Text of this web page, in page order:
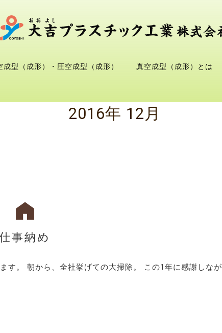
成型（成形）・圧空成型（成形） 真空成型（成形）とは
2016年 12月
事納め
す。 朝から、全社挙げての大掃除。 この1年に感謝しなが